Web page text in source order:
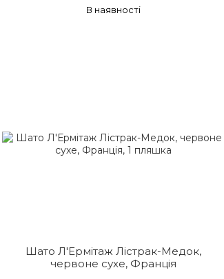
В наявності
Шато Л'Ермітаж Лістрак-Медок,
червоне сухе, Франція